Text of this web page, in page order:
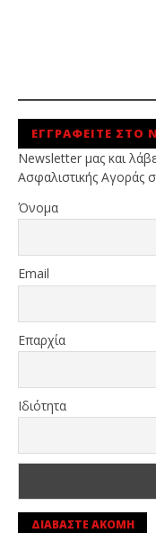
ΕΓΓΡΑΦΕΙΤΕ ΣΤΟ
Newsletter μας και
Ασφαλιστικής Αγοράς
Όνομα
Email
Επαρχία
Ιδιότητα
ΔΙΑΒΑΣΤΕ ΑΚΟΜΗ